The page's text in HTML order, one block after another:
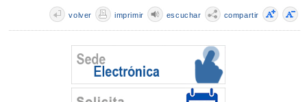
compartir
escuchar
imprimir
volver